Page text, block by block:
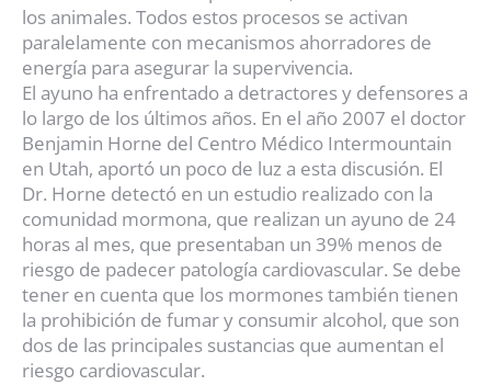
los animales. Todos estos procesos se activan
paralelamente con mecanismos ahorradores de
energía para asegurar la supervivencia.
El ayuno ha enfrentado a detractores y defensores a
lo largo de los últimos años. En el año 2007 el doctor
Benjamin Horne del Centro Médico Intermountain
en Utah, aportó un poco de luz a esta discusión. El
Dr. Horne detectó en un estudio realizado con la
comunidad mormona, que realizan un ayuno de 24
horas al mes, que presentaban un 39% menos de
riesgo de padecer patología cardiovascular. Se debe
tener en cuenta que los mormones también tienen
la prohibición de fumar y consumir alcohol, que son
dos de las principales sustancias que aumentan el
riesgo cardiovascular.